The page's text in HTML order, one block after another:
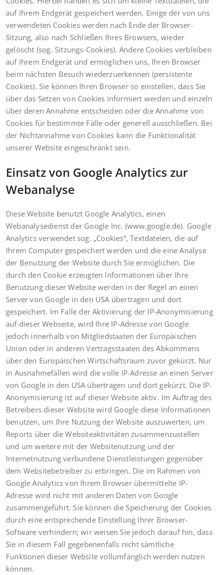
auf Ihrem Endgerät gespeichert werden. Einige der von uns
verwendeten Cookies werden nach Ende der Browser-
Sitzung, also nach Schließen Ihres Browsers, wieder
gelöscht (sog. Sitzungs-Cookies). Andere Cookies verbleiben
auf Ihrem Endgerät und ermöglichen uns, Ihren Browser
beim nächsten Besuch wiederzuerkennen (persistente
Cookies). Sie können Ihren Browser so einstellen, dass Sie
über das Setzen von Cookies informiert werden und einzeln
über deren Annahme entscheiden oder die Annahme von
Cookies für bestimmte Fälle oder generell ausschließen. Bei
der Nichtannahme von Cookies kann die Funktionalität
unserer Website eingeschränkt sein.
Einsatz von Google Analytics zur
Webanalyse
Diese Website benutzt Google Analytics, einen
Webanalysedienst der Google Inc. (www.google.de). Google
Analytics verwendet sog. „Cookies“, Textdateien, die auf
Ihrem Computer gespeichert werden und die eine Analyse
der Benutzung der Website durch Sie ermöglichen. Die
durch den Cookie erzeugten Informationen über Ihre
Benutzung dieser Website werden in der Regel an einen
Server von Google in den USA übertragen und dort
gespeichert. Im Falle der Aktivierung der IP-Anonymisierung
auf dieser Webseite, wird Ihre IP-Adresse von Google
jedoch innerhalb von Mitgliedstaaten der Europäischen
Union oder in anderen Vertragsstaaten des Abkommens
über den Europäischen Wirtschaftsraum zuvor gekürzt. Nur
in Ausnahmefällen wird die volle IP-Adresse an einen Server
von Google in den USA übertragen und dort gekürzt. Die IP-
Anonymisierung ist auf dieser Website aktiv. Im Auftrag des
Betreibers dieser Website wird Google diese Informationen
benutzen, um Ihre Nutzung der Website auszuwerten, um
Reports über die Websiteaktivitäten zusammenzustellen
und um weitere mit der Websitenutzung und der
Internetnutzung verbundene Dienstleistungen gegenüber
dem Websitebetreiber zu erbringen. Die im Rahmen von
Google Analytics von Ihrem Browser übermittelte IP-
Adresse wird nicht mit anderen Daten von Google
zusammengeführt. Sie können die Speicherung der Cookies
durch eine entsprechende Einstellung Ihrer Browser-
Software verhindern; wir weisen Sie jedoch darauf hin, dass
Sie in diesem Fall gegebenenfalls nicht sämtliche
Funktionen dieser Website vollumfänglich werden nutzen
können.